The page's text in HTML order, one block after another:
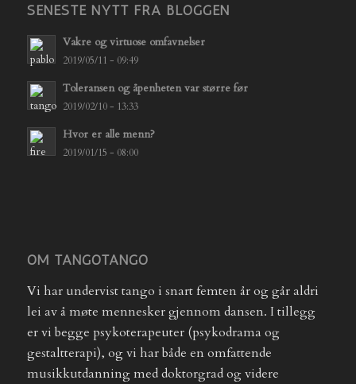
SENESTE NYTT FRA BLOGGEN
Vakre og virtuose omfavnelser
2019/05/11 - 09:49
Toleransen og åpenheten var større før
2019/02/10 - 13:33
Hvor er alle menn?
2019/01/15 - 08:00
OM TANGOTANGO
Vi har undervist tango i snart femten år og går aldri
lei av å møte mennesker gjennom dansen. I tillegg
er vi begge psykoterapeuter (psykodrama og
gestaltterapi), og vi har både en omfattende
musikkutdanning med doktorgrad og videre